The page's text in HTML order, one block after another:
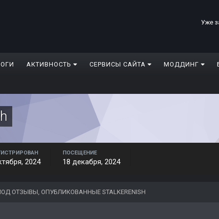
Уже
АКТИВНОСТЬ СЕРВИСЫ САЙТА МОДДИНГ
2024
ПОСЕЩЕНИЕ
18 декабря, 2024
ОТЗЫВЫ, ОПУБЛИКОВАННЫЕ STALKERENISH